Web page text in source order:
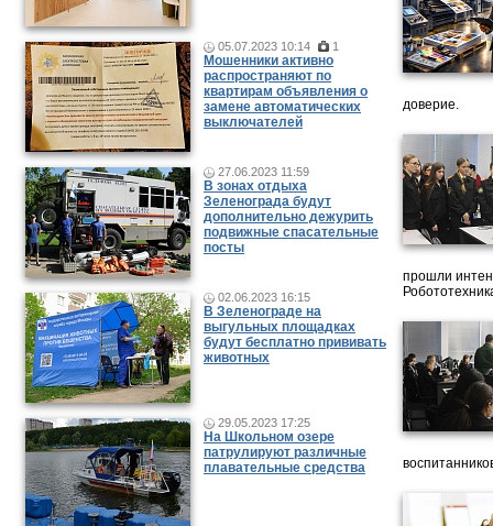
05.07.2023 10:14 1
Мошенники активно
распространяют по
квартирам объявления о
замене автоматических
выключателей
27.06.2023 11:59
В зонах отдыха
Зеленограда будут
дополнительно дежурить
подвижные спасательные
посты
02.06.2023 16:15
В Зеленограде на
выгульных площадках
будут бесплатно прививать
животных
29.05.2023 17:25
На Школьном озере
патрулируют различные
плавательные средства
доверие.
прошли